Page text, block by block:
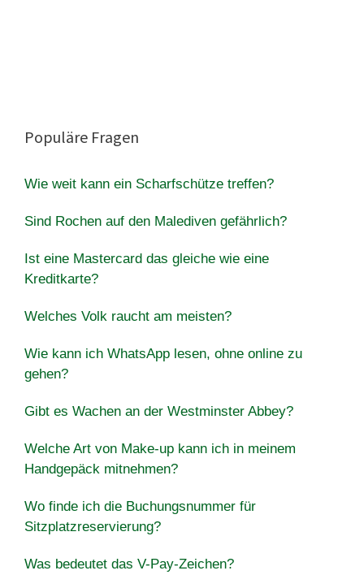
Populäre Fragen
Wie weit kann ein Scharfschütze treffen?
Sind Rochen auf den Malediven gefährlich?
Ist eine Mastercard das gleiche wie eine
Kreditkarte?
Welches Volk raucht am meisten?
Wie kann ich WhatsApp lesen, ohne online zu
gehen?
Gibt es Wachen an der Westminster Abbey?
Welche Art von Make-up kann ich in meinem
Handgepäck mitnehmen?
Wo finde ich die Buchungsnummer für
Sitzplatzreservierung?
Was bedeutet das V-Pay-Zeichen?